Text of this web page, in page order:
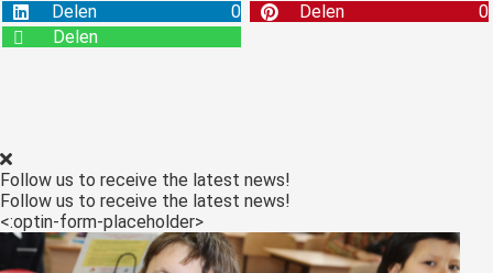
Delen
0 Delen
0
Delen
Follow us to receive the latest news!
Follow us to receive the latest news!
<:optin-form-placeholder>